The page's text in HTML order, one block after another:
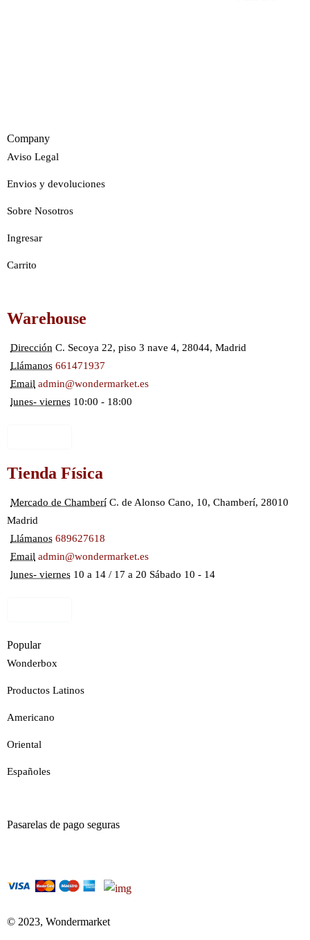
Company
Aviso Legal
Envios y devoluciones
Sobre Nosotros
Ingresar
Carrito
Warehouse
Dirección C. Secoya 22, piso 3 nave 4, 28044, Madrid
Llámanos 661471937
Email admin@wondermarket.es
lunes- viernes 10:00 - 18:00
Tienda Física
Mercado de Chamberí C. de Alonso Cano, 10, Chamberí, 28010
Madrid
Llámanos 689627618
Email admin@wondermarket.es
lunes- viernes 10 a 14 / 17 a 20 Sábado 10 - 14
Popular
Wonderbox
Productos Latinos
Americano
Oriental
Españoles
Pasarelas de pago seguras
© 2023, Wondermarket